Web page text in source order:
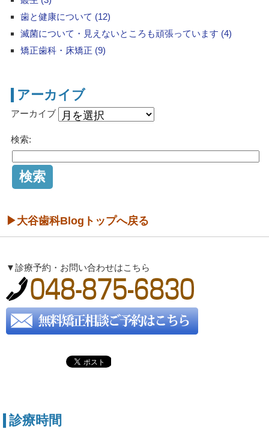
歯と健康について (12)
滅菌について・見えないところも頑張っています (4)
矯正歯科・床矯正 (9)
アーカイブ
アーカイブ
検索:
▶大谷歯科Blogトップへ戻る
▼診療予約・お問い合わせはこちら
診療時間